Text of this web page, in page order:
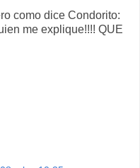
como dice Condorito:
me explique!!!! QUE